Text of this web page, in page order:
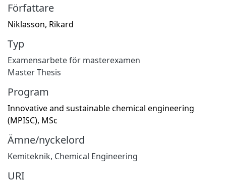
Författare
Niklasson, Rikard
Typ
Examensarbete för masterexamen
Master Thesis
Program
Innovative and sustainable chemical engineering
(MPISC), MSc
Ämne/nyckelord
Kemiteknik, Chemical Engineering
URI